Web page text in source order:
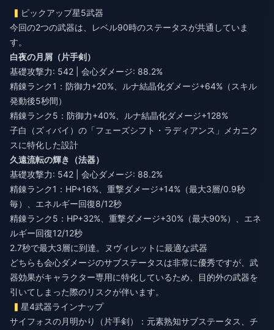
ピックアップ星5武器
今回の2つの武器は、レベル90時のステータスが共通していま
す。
白夜の月屑（片手剣）
基礎攻撃力: 542 | 会心ダメージ: 88.2%
精錬ランク1：防御力+20%、ルナ結晶化ダメージ+64%（スキル
発動後5秒間）
精錬ランク5：防御力+40%、ルナ結晶化ダメージ+128%
子白（ズィバイ）の「フェーズシフト・ラディアンス」メカニク
スに特化した設計
久遠流転の輝き（法器）
基礎攻撃力: 542 | 会心ダメージ: 88.2%
精錬ランク1：HP+16%、重撃ダメージ+14%（最大3層/0.9秒
毎）、エネルギー回復8/12秒
精錬ランク5：HP+32%、重撃ダメージ+30%（最大90%）、エネ
ルギー回復12/12秒
2.7秒で最大3層に到達。ヌヴィレットに最適な武器
どちらも会心ダメージのサブステータスは非常に優秀ですが、武
器効果がキャラクター専用に特化しているため、目的外の武器を
引いてしまった際のリスクが伴います。
星4武器ラインナップ
サイフォスの月明かり（片手剣）：元素熟知サブステータス、チ